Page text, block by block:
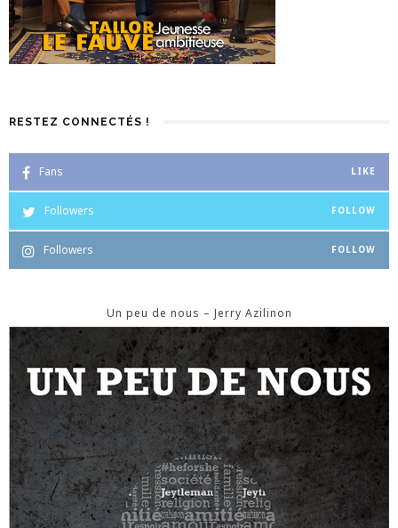
RESTEZ CONNECTÉS !
Fans LIKE
Followers FOLLOW
Followers FOLLOW
Un peu de nous – Jerry Azilinon